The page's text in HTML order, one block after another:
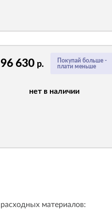
Покупай больше -
плати меньше
96 630 р.
нет в наличии
материалов: